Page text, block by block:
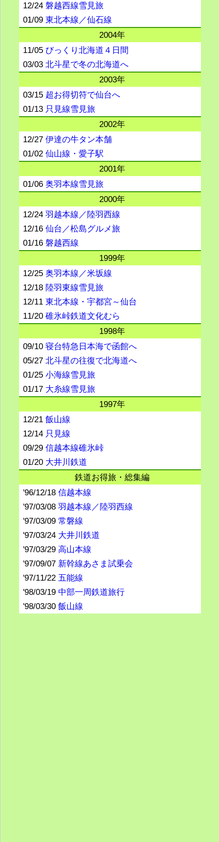
12/24磐越西線雪見旅
01/09東北本線／仙石線
2004年
11/05びっくり北海道４日間
03/03北斗星で冬の北海道へ
2003年
03/15 超お得切符で仙台へ
01/13 只見線雪見旅
2002年
12/27伊達の牛タン本舗
01/02仙山線・愛子駅
2001年
01/06奥羽本線雪見旅
2000年
12/24羽越本線／陸羽西線
12/16仙台／松島グルメ旅
01/16磐越西線
1999年
12/25奥羽本線／米坂線
12/18 陸羽東線雪見旅
12/11東北本線・宇都宮～仙台
11/20碓氷峠鉄道文化むら
1998年
09/10寝台特急日本海で函館へ
05/27北斗星の往復で北海道へ
01/25小海線雪見旅
01/17 大糸線雪見旅
1997年
12/21飯山線
12/14 只見線
09/29信越本線碓氷峠
01/20 大井川鉄道
鉄道お得旅・総集編
'96/12/18信越本線
'97/03/08羽越本線／陸羽西線
'97/03/09常磐線
'97/03/24 大井川鉄道
'97/03/29高山本線
'97/09/07 新幹線あさま試乗会
'97/11/22五能線
'98/03/19 中部一周鉄道旅行
'98/03/30飯山線